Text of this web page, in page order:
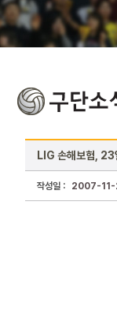
LIG 손해보험, 23
작성일 : 2007-